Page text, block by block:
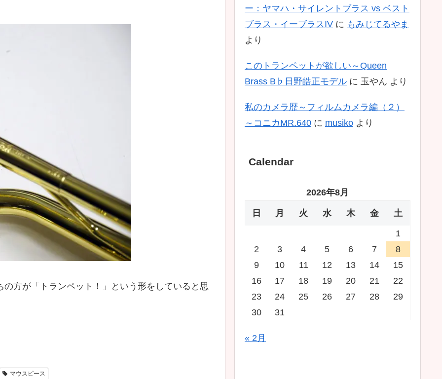
方が「トランペット！」という形をしていると思
マウスピース
ー：ヤマハ・サイレントブラス vs ベスト
ブラス・イーブラスIV に もみじてるやま
より
このトランペットが欲しい～Queen
Brass B♭日野皓正モデル に 玉やん より
私のカメラ歴～フィルムカメラ編（２）
～コニカMR.640 に musiko より
Calendar
2026年8月
日 月 火 水 木 金 土
1
2
3 4 5 6 7
8
9
10 11 12 13 14
15
16
17 18 19 20 21
22
23
24 25 26 27 28
29
30
31
« 2月